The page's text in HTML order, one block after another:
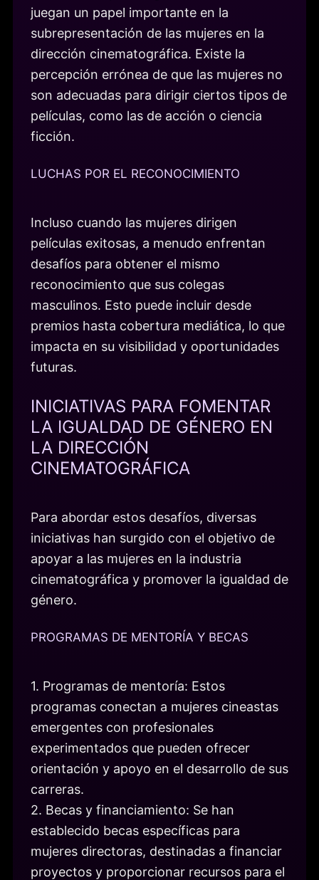
juegan un papel importante en la
subrepresentación de las mujeres en la
dirección cinematográfica. Existe la
percepción errónea de que las mujeres no
son adecuadas para dirigir ciertos tipos de
películas, como las de acción o ciencia
ficción.
LUCHAS POR EL RECONOCIMIENTO
Incluso cuando las mujeres dirigen
películas exitosas, a menudo enfrentan
desafíos para obtener el mismo
reconocimiento que sus colegas
masculinos. Esto puede incluir desde
premios hasta cobertura mediática, lo que
impacta en su visibilidad y oportunidades
futuras.
INICIATIVAS PARA FOMENTAR
LA IGUALDAD DE GÉNERO EN
LA DIRECCIÓN
CINEMATOGRÁFICA
Para abordar estos desafíos, diversas
iniciativas han surgido con el objetivo de
apoyar a las mujeres en la industria
cinematográfica y promover la igualdad de
género.
PROGRAMAS DE MENTORÍA Y BECAS
1. Programas de mentoría: Estos
programas conectan a mujeres cineastas
emergentes con profesionales
experimentados que pueden ofrecer
orientación y apoyo en el desarrollo de sus
carreras.
2. Becas y financiamiento: Se han
establecido becas específicas para
mujeres directoras, destinadas a financiar
proyectos y proporcionar recursos para el